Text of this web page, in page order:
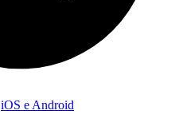
iOS e Android